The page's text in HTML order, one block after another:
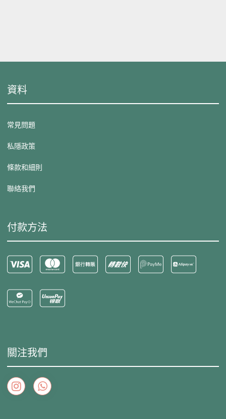
資料
常見問題
私隱政策
條款和細則
聯絡我們
付款方法
關注我們